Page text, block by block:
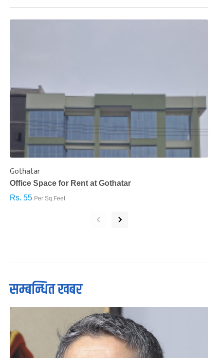
Gothatar
Office Space for Rent at Gothatar
Rs. 55 Per Sq.Feet
‹ ›
सम्बन्धित खबर